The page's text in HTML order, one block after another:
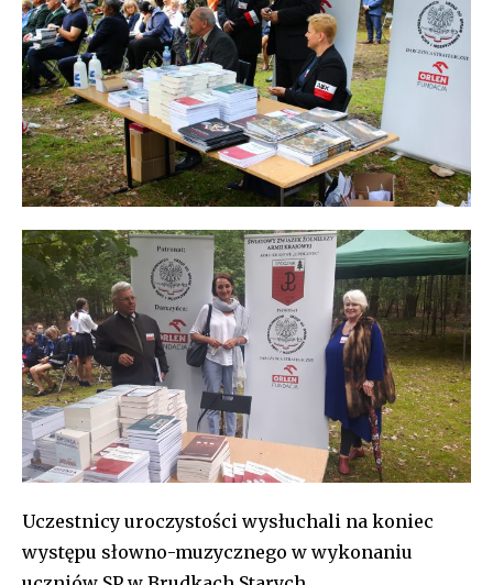
Uczestnicy uroczystości wysłuchali na koniec
występu słowno-muzycznego w wykonaniu